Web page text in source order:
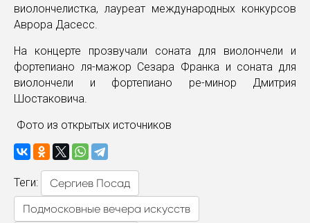
виолончелистка, лауреат международных конкурсов
Аврора Дасесс.
На концерте прозвучали соната для виолончели и
фортепиано ля-мажор Сезара Франка и соната для
виолончели и фортепиано ре-минор Дмитрия
Шостаковича.
Фото из открытых источников
Теги:
Сергиев Посад
Подмосковные вечера искусств